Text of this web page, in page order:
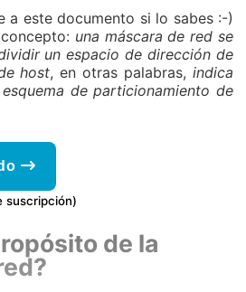
a este documento si lo sabes :-)
una máscara de red se
un espacio de dirección de
host, en otras palabras,indica
de particionamiento de
suscripción)
de la